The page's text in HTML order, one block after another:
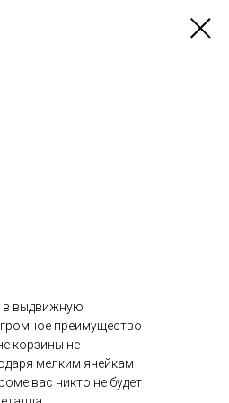
в выдвижную
преимущество
корзины не
мелким ячейкам
вас никто не будет